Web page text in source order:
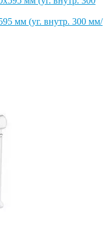
мм (уг. внутр. 300 мм/